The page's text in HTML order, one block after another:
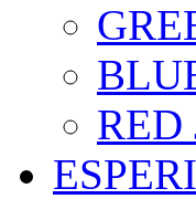
RED